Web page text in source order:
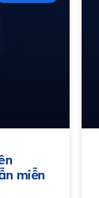
miễn